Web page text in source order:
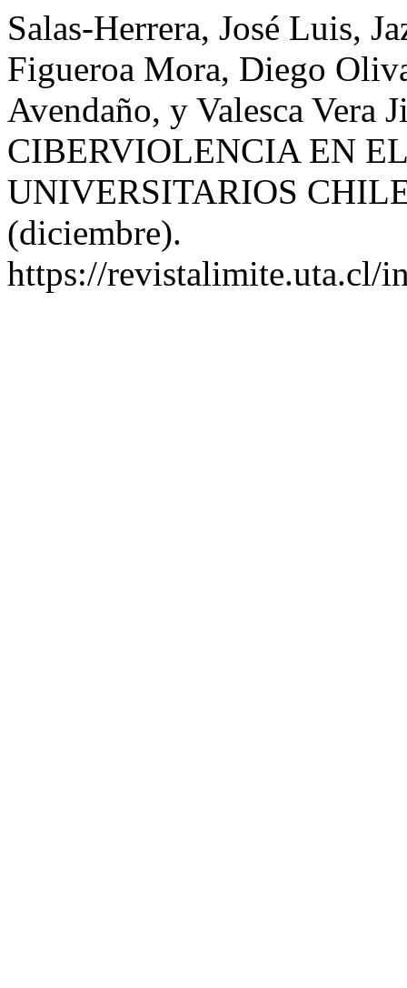
Salas-Herrera, José Luis,
Figueroa Mora, Diego
Avendaño, y Valesca Vera
CIBERVIOLENCIA EN
UNIVERSITARIOS
(diciembre).
https://revistalimite.uta.cl/